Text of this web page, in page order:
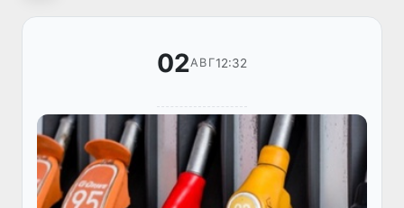
02АВГ12:32